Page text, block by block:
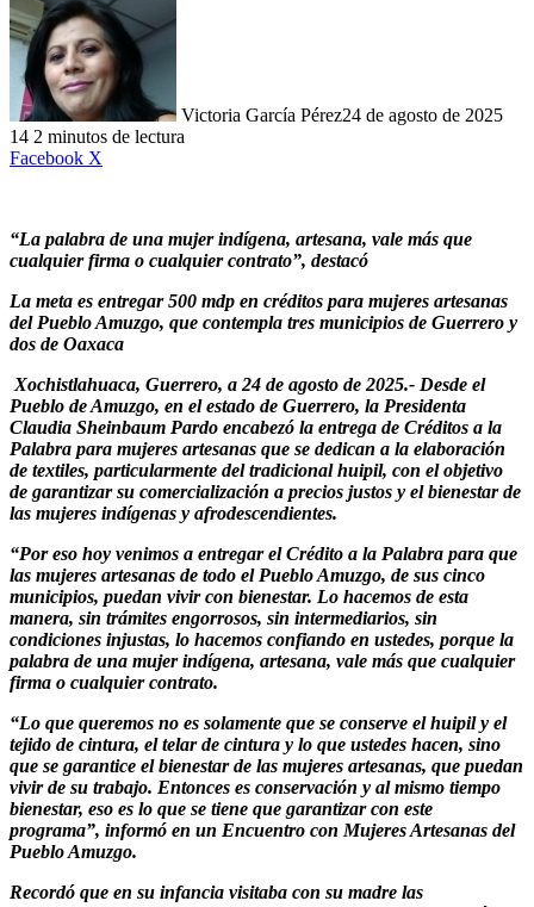
Victoria García Pérez24 de agosto de 2025
14 2 minutos de lectura
Facebook X
“La palabra de una mujer indígena, artesana, vale más que
cualquier firma o cualquier contrato”, destacó
La meta es entregar 500 mdp en créditos para mujeres artesanas
del Pueblo Amuzgo, que contempla tres municipios de Guerrero y
dos de Oaxaca
Xochistlahuaca, Guerrero, a 24 de agosto de 2025.- Desde el
Pueblo de Amuzgo, en el estado de Guerrero, la Presidenta
Claudia Sheinbaum Pardo encabezó la entrega de Créditos a la
Palabra para mujeres artesanas que se dedican a la elaboración
de textiles, particularmente del tradicional huipil, con el objetivo
de garantizar su comercialización a precios justos y el bienestar de
las mujeres indígenas y afrodescendientes.
“Por eso hoy venimos a entregar el Crédito a la Palabra para que
las mujeres artesanas de todo el Pueblo Amuzgo, de sus cinco
municipios, puedan vivir con bienestar. Lo hacemos de esta
manera, sin trámites engorrosos, sin intermediarios, sin
condiciones injustas, lo hacemos confiando en ustedes, porque la
palabra de una mujer indígena, artesana, vale más que cualquier
firma o cualquier contrato.
“Lo que queremos no es solamente que se conserve el huipil y el
tejido de cintura, el telar de cintura y lo que ustedes hacen, sino
que se garantice el bienestar de las mujeres artesanas, que puedan
vivir de su trabajo. Entonces es conservación y al mismo tiempo
bienestar, eso es lo que se tiene que garantizar con este
programa”, informó en un Encuentro con Mujeres Artesanas del
Pueblo Amuzgo.
Recordó que en su infancia visitaba con su madre las